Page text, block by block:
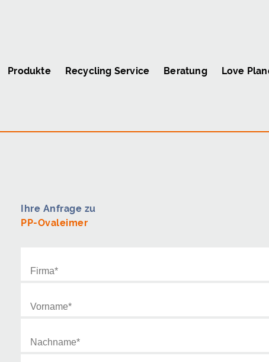
Produkte Recycling Service Beratung Love
Ihre Anfrage zu
PP-Ovaleimer